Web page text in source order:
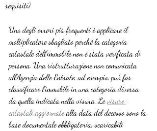
requisiti)
Uno degli errori più frequenti è applicare il
moltiplicatore sbagliato perché la categoria
catastale dell’immobile non è stata verificata di
persona. Una ristrutturazione non comunicata
all’Agenzia delle Entrate, ad esempio, può far
classificare l’immobile in una categoria diversa
da quella indicata nella visura. Le visure
catastali aggiornate alla data del decesso sono la
base documentale obbligatoria, scaricabili